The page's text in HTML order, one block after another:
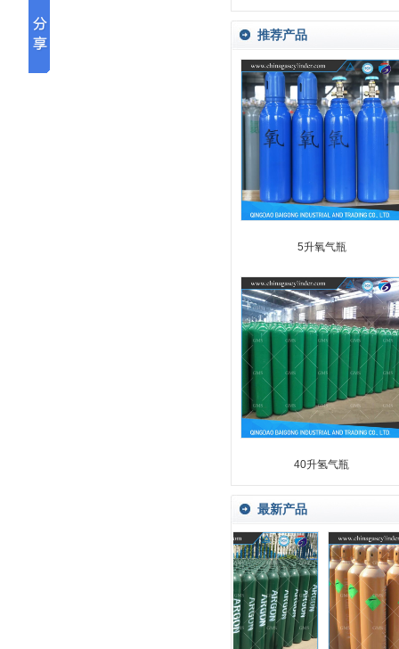
推荐产品
5升氧气瓶
40升氢气瓶
最新产品